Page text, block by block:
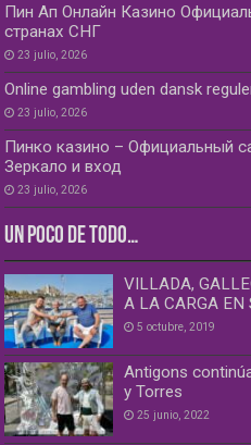
Пин Ап Онлайн Казино
странах СНГ
23 julio, 2026
Online gambling uden dansk
23 julio, 2026
Пинко казино – Официальный
Зеркало и вход
23 julio, 2026
UN POCO DE TODO…
VILLADA,
A LA CARGA EN
5 octubre, 2019
Antigons
y Torres
25 junio, 2022